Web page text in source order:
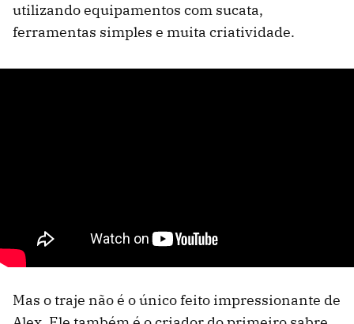
utilizando equipamentos com sucata,
ferramentas simples e muita criatividade.
Mas o traje não é o único feito impressionante de